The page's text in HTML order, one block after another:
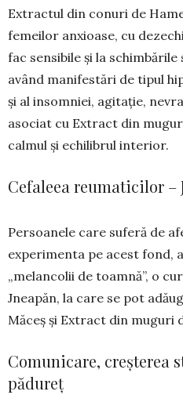
Extractul din conuri de
femeilor anxioase, cu
fac sensibile și la
având manifestări de tipul
și al insom­niei, agitație,
asociat cu Extract din
calmul și echi­li­brul in­terior.
Cefaleea reumaticilor –
Persoanele care suferă de
experimenta pe acest fond,
„melancolii de toamnă”, o
Jneapăn, la care se pot
Măceș și Extract din muguri
Comunicare, creșterea
pădureț